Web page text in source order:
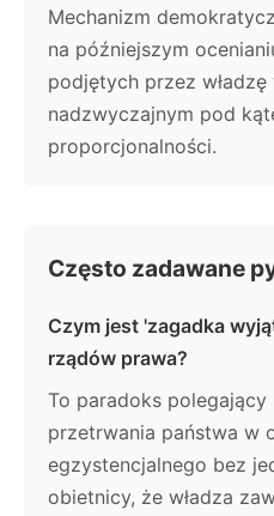
Mechanizm
na późniejszym
podjętych przez
nadzwyczajnym pod
proporcjonalności.
Często zadawane
Czym jest 'zagadka
rządów prawa?
To paradoks polegający
przetrwania państwa w
egzystencjalnego bez
obietnicy, że władza